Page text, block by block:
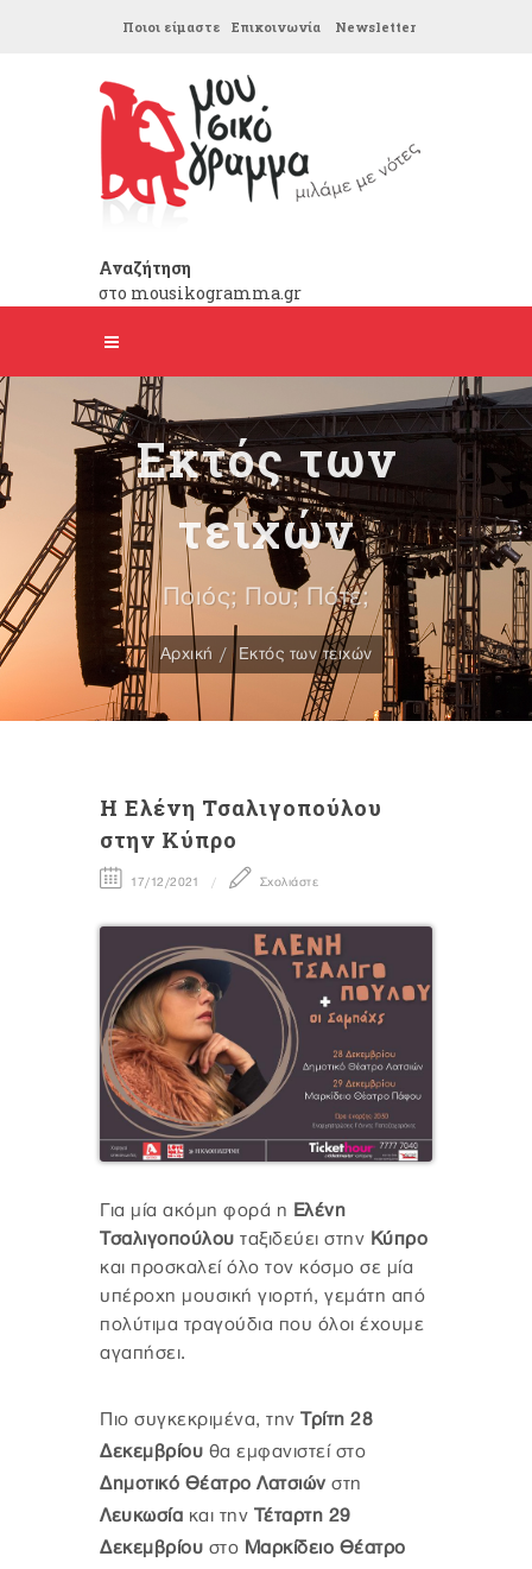
Ποιοι είμαστε Επικοινωνία Newsletter
Αναζήτηση
στο mousikogramma.gr
Εκτός των
τειχών
Ποιός; Που; Πότε;
Αρχική Εκτός των τειχών
H Eλένη Τσαλιγοπούλου
στην Κύπρο
17/12/2021 Σχολιάστε
Για μία ακόμη φορά η Ελένη
Τσαλιγοπούλου ταξιδεύει στην Κύπρο
και προσκαλεί όλο τον κόσμο σε μία
υπέροχη μουσική γιορτή, γεμάτη από
πολύτιμα τραγούδια που όλοι έχουμε
αγαπήσει.
Πιο συγκεκριμένα, την Τρίτη 28
Δεκεμβρίου θα εμφανιστεί στο
Δημοτικό Θέατρο Λατσιών στη
Λευκωσία και την Τέταρτη 29
Δεκεμβρίου στο Μαρκίδειο Θέατρο